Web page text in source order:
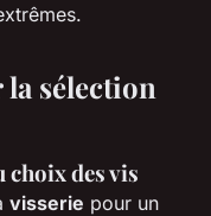
sélection
choix des vis
visserie pour un